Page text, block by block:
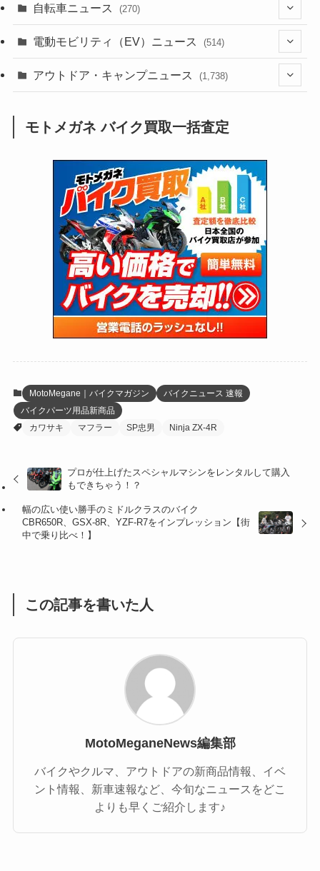
(637)
(118)
(60)
(31)
(51)
(34)
(5)
(12)
(63)
(109)
(251)
(38)
(24)
(16)
(25)
(24)
(46)
(15)
(5)
(249)
(64)
(16)
(62)
(4)
(6)
(17)
(5)
(306)
(6,953)
(2,473)
(249)
(1,226)
(12)
(131)
(38)
(131)
(167)
(85)
(21)
(61)
(171)
(98)
(13)
(60)
(274)
(171)
(38)
(47)
(59)
(47)
(1)
(66)
(16)
(141)
(254)
(204)
(1,138)
(166)
(23)
(33)
(34)
(35)
(41)
(415)
(16)
(184)
(137)
(72)
(2,736)
(126)
(170)
自転車ニュース (270)
(54)
(211)
電動モビリティ（EV）ニュース (514)
(132)
(171)
(118)
(27)
アウトドア・キャンプニュース (1,738)
(1,605)
(147)
(13)
(19)
(12)
(16)
(16)
(1)
モトメガネ バイク買取一括査定
MotoMegane｜バイクマガジン
バイクニュース 速報
バイクパーツ用品新商品
カワサキ
マフラー SP忠男 Ninja ZX-4R
プロが仕上げたスペシャルマシンをレンタルして購入
もできちゃう！？
幅の広い使い勝手のミドルクラスのバイク
CBR650R、GSX-8R、YZF-R7をインプレッション【街
中で乗り比べ！】
この記事を書いた人
MotoMeganeNews編集部
バイクやクルマ、アウトドアの新商品情報、イベ
ント情報、新車速報など、今旬なニュースをどこ
よりも早くご紹介します♪